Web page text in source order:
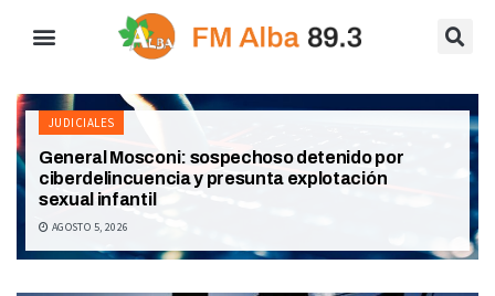
JUDICIALES
General Mosconi: sospechoso detenido por
ciberdelincuencia y presunta explotación
sexual infantil
AGOSTO 5, 2026